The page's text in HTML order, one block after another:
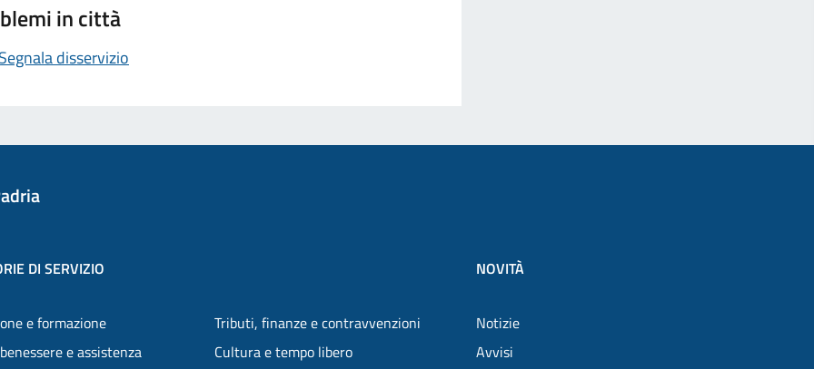
in città
disservizio
DI SERVIZIO
e formazione
e assistenza
Tributi, finanze e contravvenzioni
Cultura e tempo libero
NOVITÀ
Notizie
Avvisi